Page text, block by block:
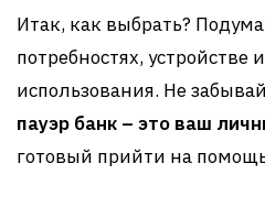
Итак, как выбрать?
потребностях, устройстве
использования. Не
пауэр банк – это ваш
готовый прийти на